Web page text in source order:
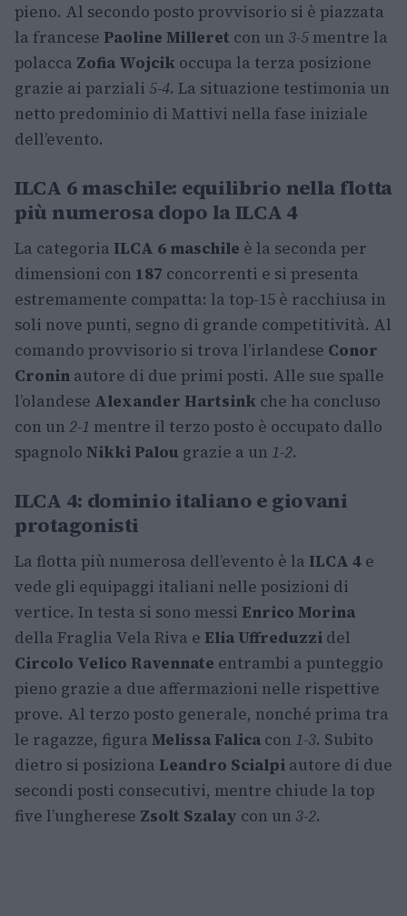
pieno. Al secondo posto provvisorio si è piazzata
la francese Paoline Milleret con un 3-5 mentre la
polacca Zofia Wojcik occupa la terza posizione
grazie ai parziali 5-4. La situazione testimonia un
netto predominio di Mattivi nella fase iniziale
dell’evento.
ILCA 6 maschile: equilibrio nella flotta
più numerosa dopo la ILCA 4
La categoria ILCA 6 maschile è la seconda per
dimensioni con 187 concorrenti e si presenta
estremamente compatta: la top-15 è racchiusa in
soli nove punti, segno di grande competitività. Al
comando provvisorio si trova l’irlandese Conor
Cronin autore di due primi posti. Alle sue spalle
l’olandese Alexander Hartsink che ha concluso
con un 2-1 mentre il terzo posto è occupato dallo
spagnolo Nikki Palou grazie a un 1-2.
ILCA 4: dominio italiano e giovani
protagonisti
La flotta più numerosa dell’evento è la ILCA 4 e
vede gli equipaggi italiani nelle posizioni di
vertice. In testa si sono messi Enrico Morina
della Fraglia Vela Riva e Elia Uffreduzzi del
Circolo Velico Ravennate entrambi a punteggio
pieno grazie a due affermazioni nelle rispettive
prove. Al terzo posto generale, nonché prima tra
le ragazze, figura Melissa Falica con 1-3. Subito
dietro si posiziona Leandro Scialpi autore di due
secondi posti consecutivi, mentre chiude la top
five l’ungherese Zsolt Szalay con un 3-2.